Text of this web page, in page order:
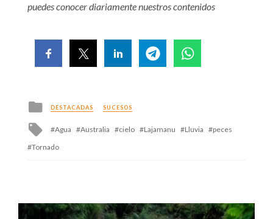
puedes conocer diariamente nuestros contenidos
Posted
in
DESTACADAS SUCESOS
Tagged
with
Agua Australia cielo Lajamanu Lluvia
peces
Tornado